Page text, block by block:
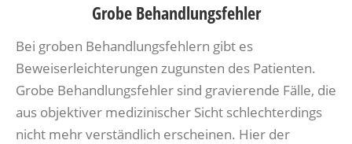
Grobe Behandlungsfehler
Bei groben Behandlungsfehlern gibt es
Beweiserleichterungen zugunsten des Patienten.
Grobe Behandlungsfehler sind gravierende Fälle, die
aus objektiver medizinischer Sicht schlechterdings
nicht mehr verständlich erscheinen. Hier der